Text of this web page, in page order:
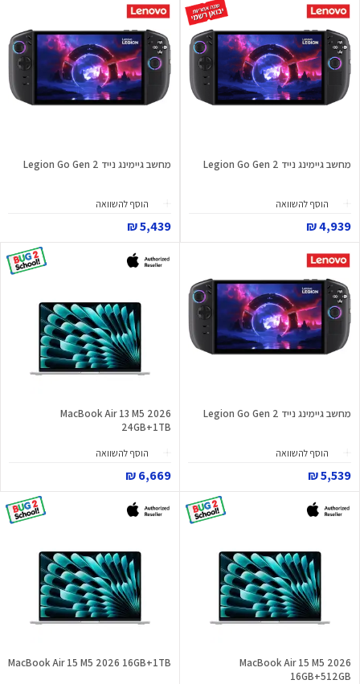
מחשב גיימינג נייד Legion Go Gen 2
הוסף להשוואה
4,939 ₪
מחשב גיימינג נייד Legion Go Gen 2
הוסף להשוואה
5,439 ₪
מחשב גיימינג נייד Legion Go Gen 2
הוסף להשוואה
5,539 ₪
MacBook Air 13 M5 2026
24GB+1TB
הוסף להשוואה
6,669 ₪
MacBook Air 15 M5 2026
16GB+512GB
MacBook Air 15 M5 2026 16GB+1TB